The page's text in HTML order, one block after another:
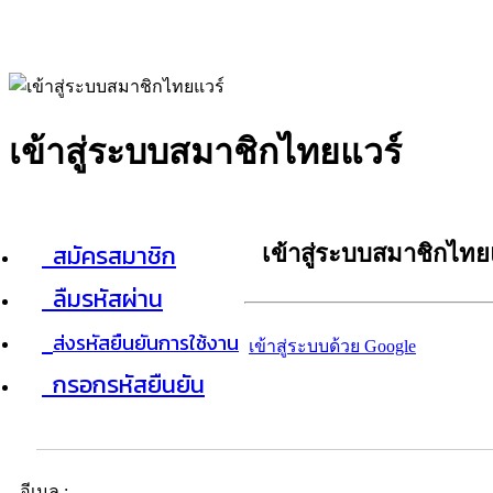
เข้าสู่ระบบสมาชิกไทยแวร์
สมัครสมาชิก
ลืมรหัสผ่าน
ส่งรหัสยืนยันการใช้งาน
กรอกรหัสยืนยัน
เข้าสู่ระบบสมาชิกไท
เข้าสู่ระบบด้วย Google